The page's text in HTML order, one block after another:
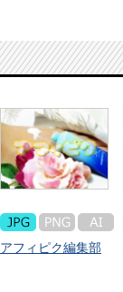
アフィピク編集部